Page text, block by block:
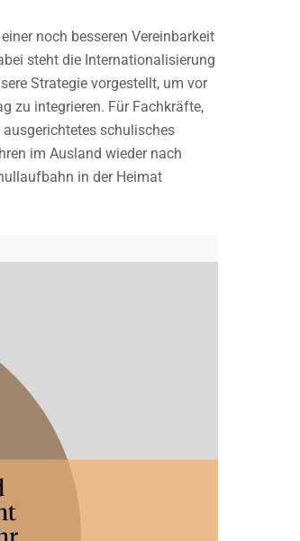
noch besseren Vereinbarkeit
steht die Internationalisierung
Strategie vorgestellt, um vor
zu integrieren. Für Fachkräfte,
schulisches
im Ausland wieder nach
in der Heimat